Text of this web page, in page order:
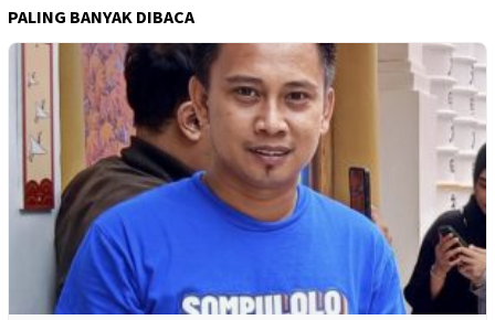
PALING BANYAK DIBACA